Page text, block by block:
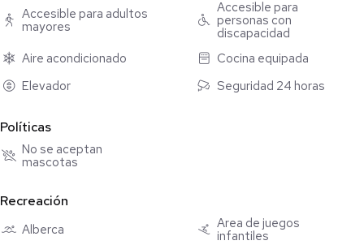
* Propiedad sujeta a disponibilidad y cambio de precio sin previo
aviso. El envío de esta ficha no implica compromiso legal. La
información y medidas son aproximadas y deben verificarse con
la documentación correspondiente.
Accesible para adultos
mayores
Accesible para
personas con
discapacidad
Aire acondicionado
Cocina equipada
Elevador
Seguridad 24 horas
Políticas
No se aceptan
mascotas
Recreación
Alberca
Área de juegos
infantiles